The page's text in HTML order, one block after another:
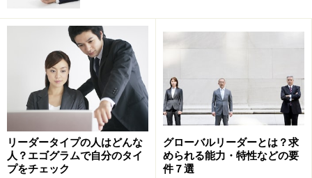
学び取りましょう。
るのはリーダーたる所以なのです。
※記事内容は執筆時点のものです。最新の内容をご確認くださ
い。
次のページへ
リーダータイプの人はどんな
人？エゴグラムで自分のタイ
プをチェック
グローバルリーダーとは？求
められる能力・特性などの要
件７選